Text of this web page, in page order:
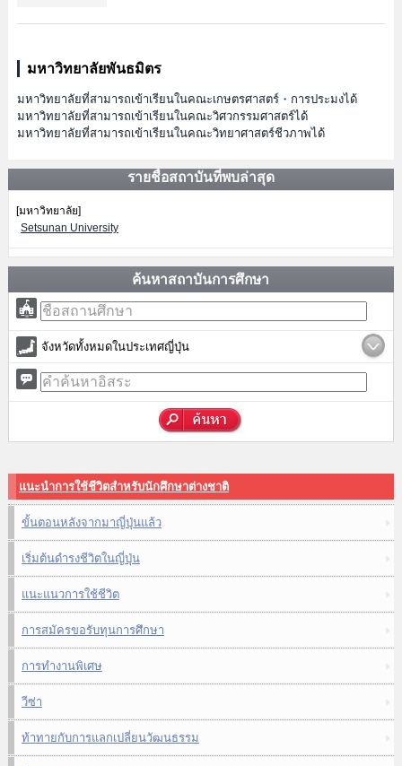
มหาวิทยาลัยพันธมิตร
มหาวิทยาลัยที่สามารถเข้าเรียนในคณะเกษตรศาสตร์・การประมงได้
มหาวิทยาลัยที่สามารถเข้าเรียนในคณะวิศวกรรมศาสตร์ได้
มหาวิทยาลัยที่สามารถเข้าเรียนในคณะวิทยาศาสตร์ชีวภาพได้
รายชื่อสถาบันที่พบล่าสุด
[มหาวิทยาลัย]
Setsunan University
ค้นหาสถาบันการศึกษา
จังหวัดทั้งหมดในประเทศญี่ปุ่น
แนะนำการใช้ชีวิตสำหรับนักศึกษาต่างชาติ
ขั้นตอนหลังจากมาญี่ปุ่นแล้ว
เริ่มต้นดำรงชีวิตในญี่ปุ่น
แนะแนวการใช้ชีวิต
การสมัครขอรับทุนการศึกษา
การทำงานพิเศษ
วีซ่า
ท้าทายกับการแลกเปลี่ยนวัฒนธรรม